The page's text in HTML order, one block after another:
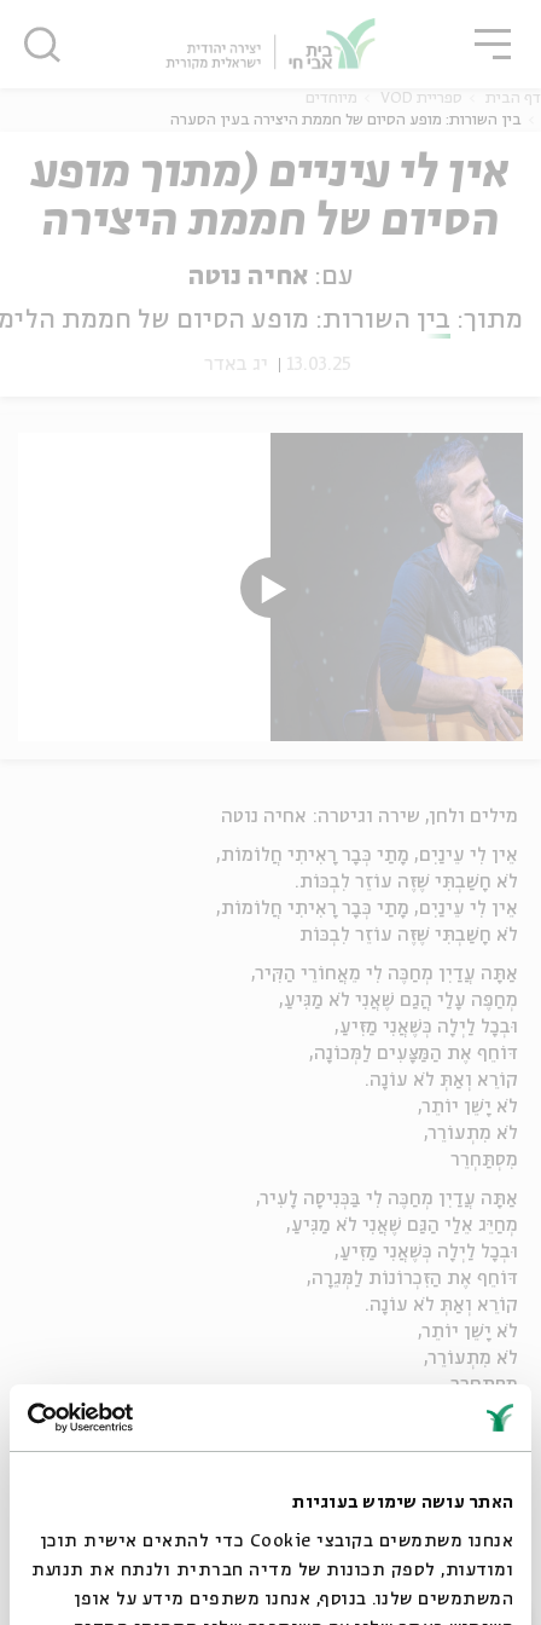
האתר עושה שימוש בעוגיות
אנחנו משתמשים בקובצי Cookie כדי להתאים אישית תוכן
ומודעות, לספק תכונות של מדיה חברתית ולנתח את תנועת
המשתמשים שלנו. בנוסף, אנחנו משתפים מידע על אופן
אנגלית נוער
דף הבית ספריית VOD
מיוחדים
בין השורות: מופע הסיום של חממת היצירה בעין הסערה
אין לי עיניים (מתוך מופע
הסיום של חממת היצירה
"בין השורות")
עם: אחיה נוטה
מתוך: בין השורות: מופע הסיום של חממת
13.03.25 יג באדר
מילים ולחן, שירה וגיטרה: אחיה נוטה
אֵין לִי עֵינַיִם, מָתַי כְּבָר רָאִיתִי חֲלוֹמוֹת,
לֹא חָשַׁבְתִּי שֶׁזֶּה עוֹזֵר לִבְכּוֹת.
אֵין לִי עֵינַיִם, מָתַי כְּבָר רָאִיתִי חֲלוֹמוֹת,
לֹא חָשַׁבְתִּי שֶׁזֶּה עוֹזֵר לִבְכּוֹת
אַתָּה עֲדַיִן מְחַכֶּה לִי מֵאֲחוֹרֵי הַקִּיר,
מְחַפֶּה עָלַי הֲגַם שֶׁאֲנִי לֹא מַגִּיעַ,
וּבְכָל לַיְלָה כְּשֶׁאֲנִי מַזִּיעַ,
דּוֹחֵף אֶת הַמַּצָּעִים לַמְּכוֹנָה,
קוֹרֵא וְאַתְּ לֹא עוֹנָה.
לֹא יָשֵׁן יוֹתֵר,
לֹא מִתְעוֹרֵר,
מִסְתַּחְרֵר
אַתָּה עֲדַיִן מְחַכֶּה לִי בַּכְּנִיסָה לָעִיר,
מְחַיֵּג אֵלַי הַגַּם שֶׁאֲנִי לֹא מַגִּיעַ,
וּבְכָל לַיְלָה כְּשֶׁאֲנִי מַזִּיעַ,
דּוֹחֵף אֶת הַזִּכְרוֹנוֹת לַמְּגֵרָה,
קוֹרֵא וְאַתְּ לֹא עוֹנָה.
לֹא יָשֵׁן יוֹתֵר,
לֹא מִתְעוֹרֵר,
מִסְתַּחְרֵר
אֵין לִי עֵינַיִם, מָתַי כְּבָר רָאִיתִי חֲלוֹמוֹת,
לֹא מִתְעוֹרֵר,
מִשְׁתַּחְרֵר.
סגור